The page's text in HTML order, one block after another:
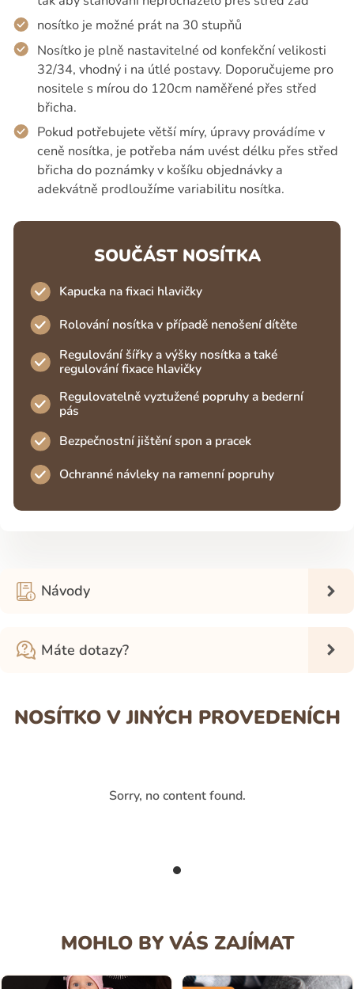
nosítko je možné prát na 30 stupňů
Nosítko je plně nastavitelné od konfekční velikosti
32/34, vhodný i na útlé postavy. Doporučujeme pro
nositele s mírou do 120cm naměřené přes střed
břicha.
Pokud potřebujete větší míry, úpravy provádíme v
ceně nosítka, je potřeba nám uvést délku přes střed
břicha do poznámky v košíku objednávky a
adekvátně prodloužíme variabilitu nosítka.
SOUČÁST NOSÍTKA
Kapucka na fixaci hlavičky
Rolování nosítka v případě nenošení dítěte
Regulování šířky a výšky nosítka a také
regulování fixace hlavičky
Regulovatelně vyztužené popruhy a bederní
pás
Bezpečnostní jištění spon a pracek
Ochranné návleky na ramenní popruhy
Návody
Máte dotazy?
NOSÍTKO V JINÝCH PROVEDENÍCH
Sorry, no content found.
MOHLO BY VÁS ZAJÍMAT